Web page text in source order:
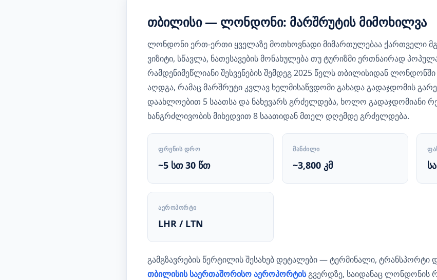
თბილისი — ლონდონი: მარშრუტის მიმოხილვა
ლონდონი ერთ-ერთი ყველაზე მოთხოვნადი მიმართულებაა ქართველი
ვიზიტი, სწავლა, ნათესავების მონახულება თუ ტურიზმი ერთნაირად
რამდენიმეწლიანი შესვენების შემდეგ 2025 წელს თბილისიდან
აღდგა, რამაც მარშრუტი კვლავ ხელმისაწვდომი გახადა გადაჯდომის
დაახლოებით 5 საათსა და ნახევარს გრძელდება, ხოლო გადაჯდომიანი
ხანგრძლივობის მიხედვით 8 საათიდან მთელ დღემდე გრძელდება.
ᲤᲠᲔᲜᲘᲡ ᲓᲠᲝ
~5 სთ 30 წთ
ᲛᲐᲜᲫᲘᲚᲘ
~3,800 კმ
ᲐᲔᲠᲝᲞᲝᲠᲢᲘ
LHR / LTN
გამგზავრების წერტილის შესახებ დეტალები — ტერმინალი,
თბილისის საერთაშორისო აეროპორტისგვერდზე, საიდანაც ლონდონის